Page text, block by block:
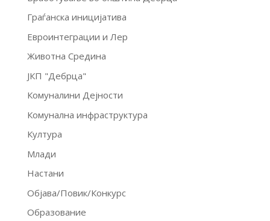
Граѓанска иницијатива
Евроинтеграции и Лер
Животна Средина
ЈКП "Дебрца"
Комуналини Дејности
Комунална инфраструктура
Култура
Млади
Настани
Објава/Повик/Конкурс
Образование